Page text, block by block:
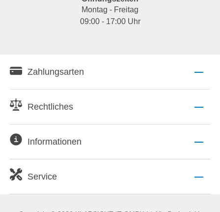
Montag - Freitag
09:00 - 17:00 Uhr
Zahlungsarten
Rechtliches
Informationen
Service